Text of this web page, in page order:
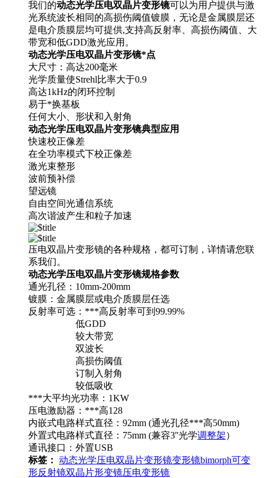
我们的动态光学压电双晶片变形镜可以为用户提供与激
光系统波长相同的高损伤阈值镀膜，无论是金属膜层还
是电介质膜层均可提供,支持高反射率、高损伤阈值、大
带宽和低GDD激光应用。
动态光学压电双晶片变形镜*点
大尺寸：高达200毫米
光学质量使Strehl比率大于0.9
高达1kHz的闭环控制
易于*换基板
任何大小、形状和入射角
动态光学压电双晶片变形镜典型应用
快速校正像差
在全功率模式下校正像差
激光束整形
波前预补偿
望远镜
自由空间光通信系统
高次谐波产生和粒子加速
压电双晶片变形镜的各种规格，都可订制，详情请您联
系我们。
动态光学压电双晶片变形镜规格参数
通光孔径：10mm-200mm
镀膜：金属膜层或电介质膜层任选
反射率可选：***高反射率可到99.99%
低GDD
较大带宽
双波长
高损伤阈值
订制入射角
较低吸收
***大平均光功率：1KW
压电激励器：***高128
内嵌式电路样式直径：92mm (通光孔径***高50mm)
外置式电路样式直径：75mm (兼容3''光学调整架）
通讯接口：外置USB
标签： 动态光学压电双晶片变形镜变形镜bimorph可变
形反射镜双晶片形变镜压电变形镜